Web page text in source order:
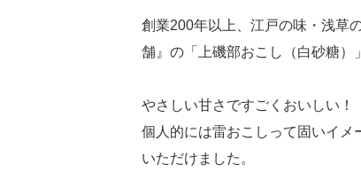
創業200年以上、江戸の味・浅草
舗』の「上磯部おこし（白砂糖）
やさしい甘さですごくおいしい！
個人的には雷おこしって固いイメ
いただけました。